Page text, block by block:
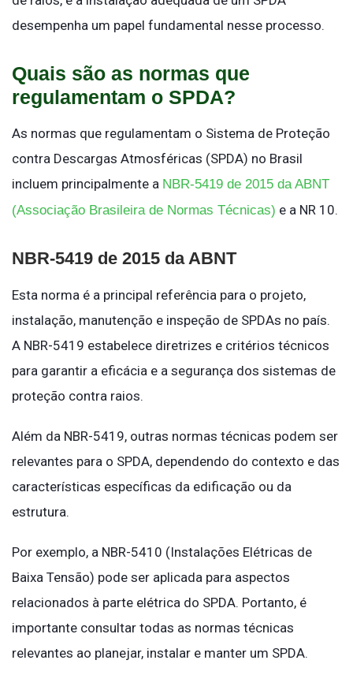
desempenha um papel fundamental nesse processo.
Quais são as normas que
regulamentam o SPDA?
As normas que regulamentam o Sistema de Proteção
contra Descargas Atmosféricas (SPDA) no Brasil
incluem principalmente a NBR-5419 de 2015 da ABNT
(Associação Brasileira de Normas Técnicas) e a NR 10.
NBR-5419 de 2015 da ABNT
Esta norma é a principal referência para o projeto,
instalação, manutenção e inspeção de SPDAs no país.
A NBR-5419 estabelece diretrizes e critérios técnicos
para garantir a eficácia e a segurança dos sistemas de
proteção contra raios.
Além da NBR-5419, outras normas técnicas podem ser
relevantes para o SPDA, dependendo do contexto e das
características específicas da edificação ou da
estrutura.
Por exemplo, a NBR-5410 (Instalações Elétricas de
Baixa Tensão) pode ser aplicada para aspectos
relacionados à parte elétrica do SPDA. Portanto, é
importante consultar todas as normas técnicas
relevantes ao planejar, instalar e manter um SPDA.